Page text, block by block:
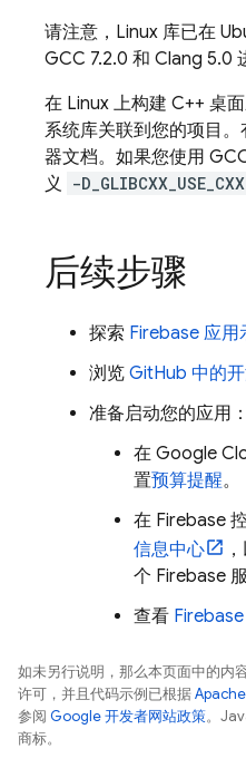
请注意，Linux 库已在
GCC 7.2.0 和 Clang 5.0
在 Linux 上构建 C++ 桌
系统库关联到您的项目
器文档。如果您使用
义 -
后续步骤
探索 Firebase 应用
浏览 GitHub 中的
准备启动您的应用：
在 Google
置预算提醒。
在 Firebase
信息中心
个 Firebase
查看
如未另行说明，那么本页面中的内
许可，并且代码示例已根据
参阅 Google 开发者网站政策。
商标。